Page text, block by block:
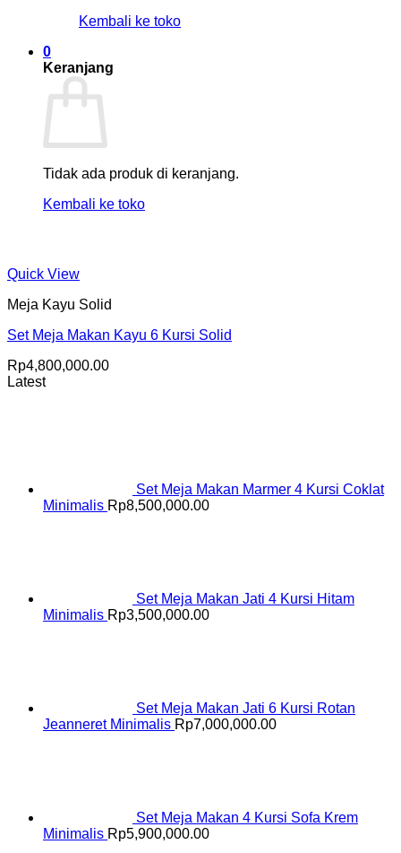
Kembali ke toko
0
Keranjang
Tidak ada produk di keranjang.
Kembali ke toko
Quick View
Meja Kayu Solid
Set Meja Makan Kayu 6 Kursi Solid
Rp4,800,000.00
Latest
Set Meja Makan Marmer 4 Kursi Coklat
Minimalis Rp8,500,000.00
Set Meja Makan Jati 4 Kursi Hitam
Minimalis Rp3,500,000.00
Set Meja Makan Jati 6 Kursi Rotan
Jeanneret Minimalis Rp7,000,000.00
Set Meja Makan 4 Kursi Sofa Krem
Minimalis Rp5,900,000.00